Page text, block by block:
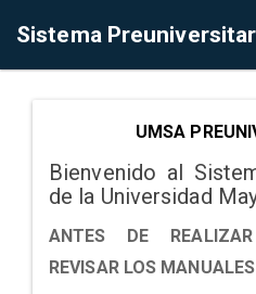
Sistema
UMSA
Bienvenido al
de la Universidad
ANTES DE
REVISAR LOS